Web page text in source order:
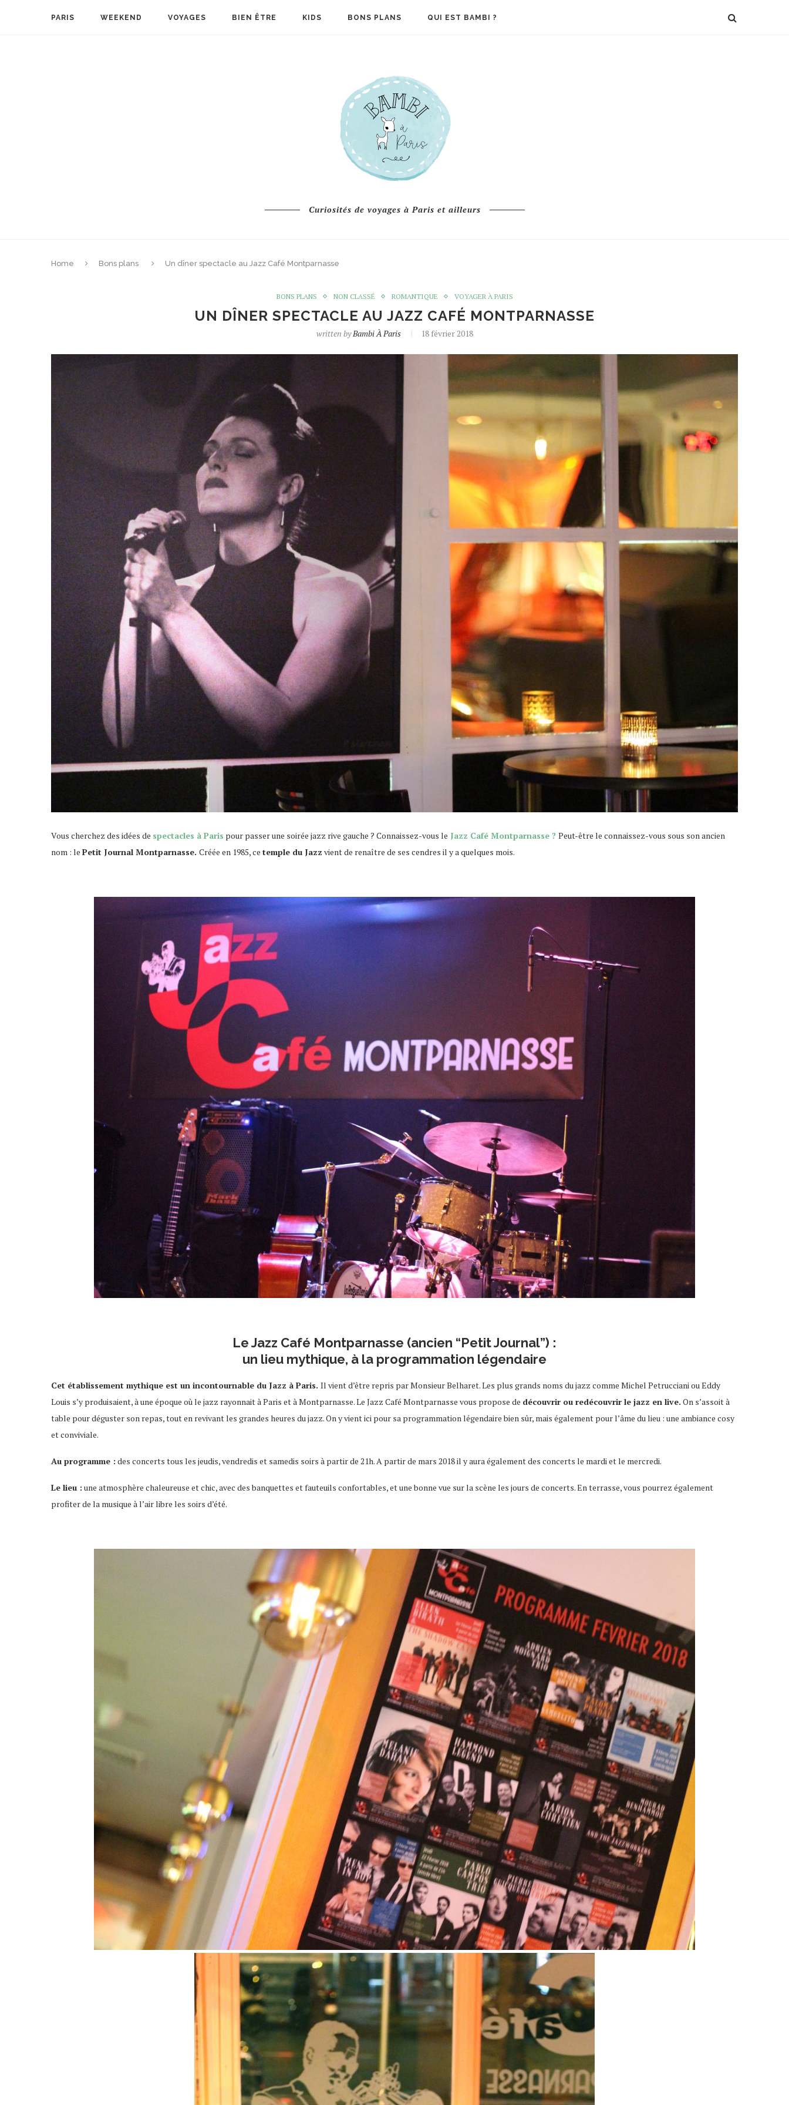
PARIS WEEKEND VOYAGES BIEN ÊTRE KIDS BONS PLANS QUI EST BAMBI ?
Curiosités de voyages à Paris et ailleurs
Home Bons plans Un dîner spectacle au Jazz Café Montparnasse
BONS PLANS NON CLASSÉ ROMANTIQUE VOYAGER À PARIS
UN DÎNER SPECTACLE AU JAZZ CAFÉ MONTPARNASSE
written byBambi À Paris 18 février 2018
Vous cherchez des idées de spectacles à Paris pour passer une soirée jazz rive gauche ? Connaissez-vous le Jazz Café Montparnasse ? Peut-être le connaissez-vous sous son ancien
nom : le Petit Journal Montparnasse. Créée en 1985, ce temple du Jazz vient de renaître de ses cendres il y a quelques mois.
Le Jazz Café Montparnasse (ancien “Petit Journal”) :
un lieu mythique, à la programmation légendaire
Cet établissement mythique est un incontournable du Jazz à Paris. Il vient d’être repris par Monsieur Belharet. Les plus grands noms du jazz comme Michel Petrucciani ou Eddy
Louis s’y produisaient, à une époque où le jazz rayonnait à Paris et à Montparnasse. Le Jazz Café Montparnasse vous propose de découvrir ou redécouvrir le jazz en live. On s’assoit à
table pour déguster son repas, tout en revivant les grandes heures du jazz. On y vient ici pour sa programmation légendaire bien sûr, mais également pour l’âme du lieu : une ambiance cosy
et conviviale.
Au programme : des concerts tous les jeudis, vendredis et samedis soirs à partir de 21h. A partir de mars 2018 il y aura également des concerts le mardi et le mercredi.
Le lieu : une atmosphère chaleureuse et chic, avec des banquettes et fauteuils confortables, et une bonne vue sur la scène les jours de concerts. En terrasse, vous pourrez également
profiter de la musique à l’air libre les soirs d’été.